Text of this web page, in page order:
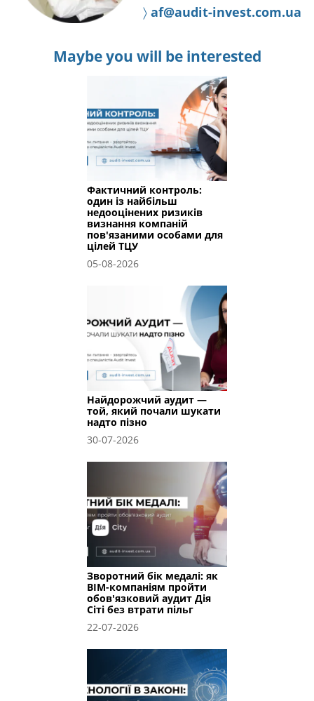
〉 af@audit-invest.com.ua
Maybe you will be interested
Фактичний контроль:
один із найбільш
недооцінених ризиків
визнання компаній
пов'язаними особами для
цілей ТЦУ
05-08-2026
Найдорожчий аудит —
той, який почали шукати
надто пізно
30-07-2026
Зворотний бік медалі: як
BIM-компаніям пройти
обов'язковий аудит Дія
Сіті без втрати пільг
22-07-2026